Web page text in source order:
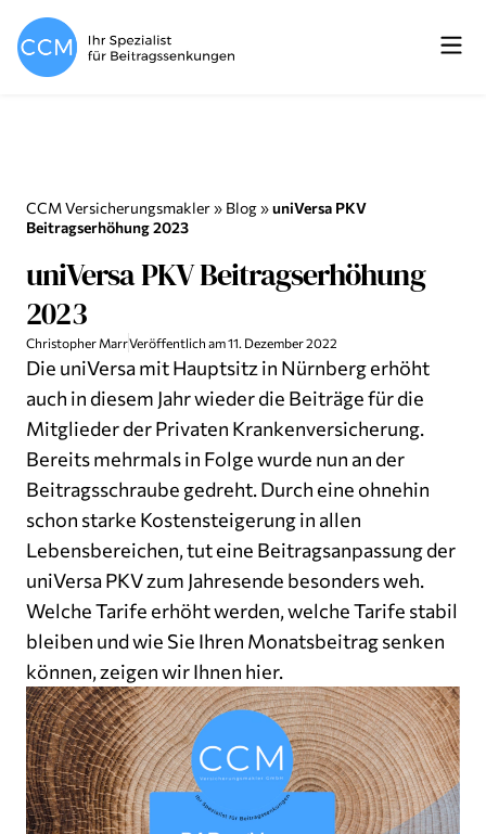
CCM Versicherungsmakler» Blog»uniVersa PKV
Beitragserhöhung 2023
uniVersa PKV Beitragserhöhung
2023
Christopher MarrVeröffentlich am11. Dezember 2022
Die uniVersa mit Hauptsitz in Nürnberg erhöht
auch in diesem Jahr wieder die Beiträge für die
Mitglieder der Privaten Krankenversicherung.
Bereits mehrmals in Folge wurde nun an der
Beitragsschraube gedreht. Durch eine ohnehin
schon starke Kostensteigerung in allen
Lebensbereichen, tut eine Beitragsanpassung der
uniVersa PKV zum Jahresende besonders weh.
Welche Tarife erhöht werden, welche Tarife stabil
bleiben und wie Sie Ihren Monatsbeitrag senken
können, zeigen wir Ihnen hier.